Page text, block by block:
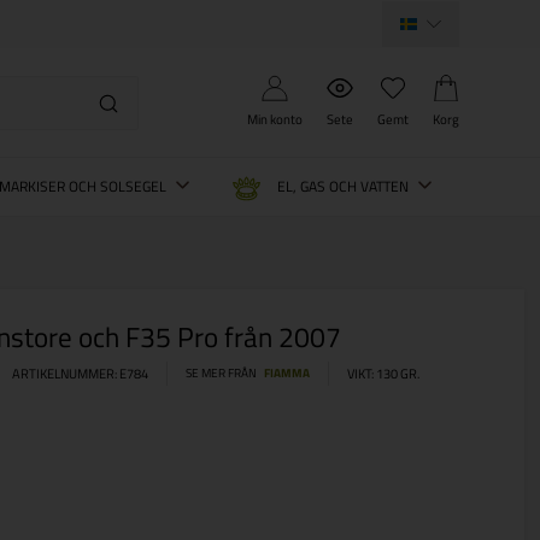
Min konto Sete Gemt Korg
MARKISER OCH SOLSEGEL EL, GAS OCH VATTEN
och F35 Pro från 2007
ARTIKELNUMMER:E784 SE MER FRÅN FIAMMA VIKT:130GR.